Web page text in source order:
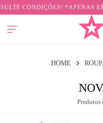
CONDIÇÕES! *APENAS
HOME
Produtos